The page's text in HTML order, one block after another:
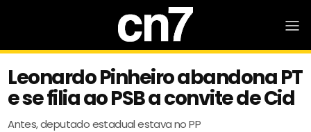
Leonardo Pinheiro abandona PT
e se filia ao PSB a convite de Cid
Antes, deputado estadual estava no PP